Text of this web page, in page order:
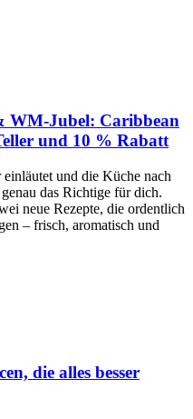
WM-Jubel: Caribbean
und 10 % Rabatt
und die Küche nach
das Richtige für dich.
neue Rezepte, die ordentlich
– frisch, aromatisch und
die alles besser